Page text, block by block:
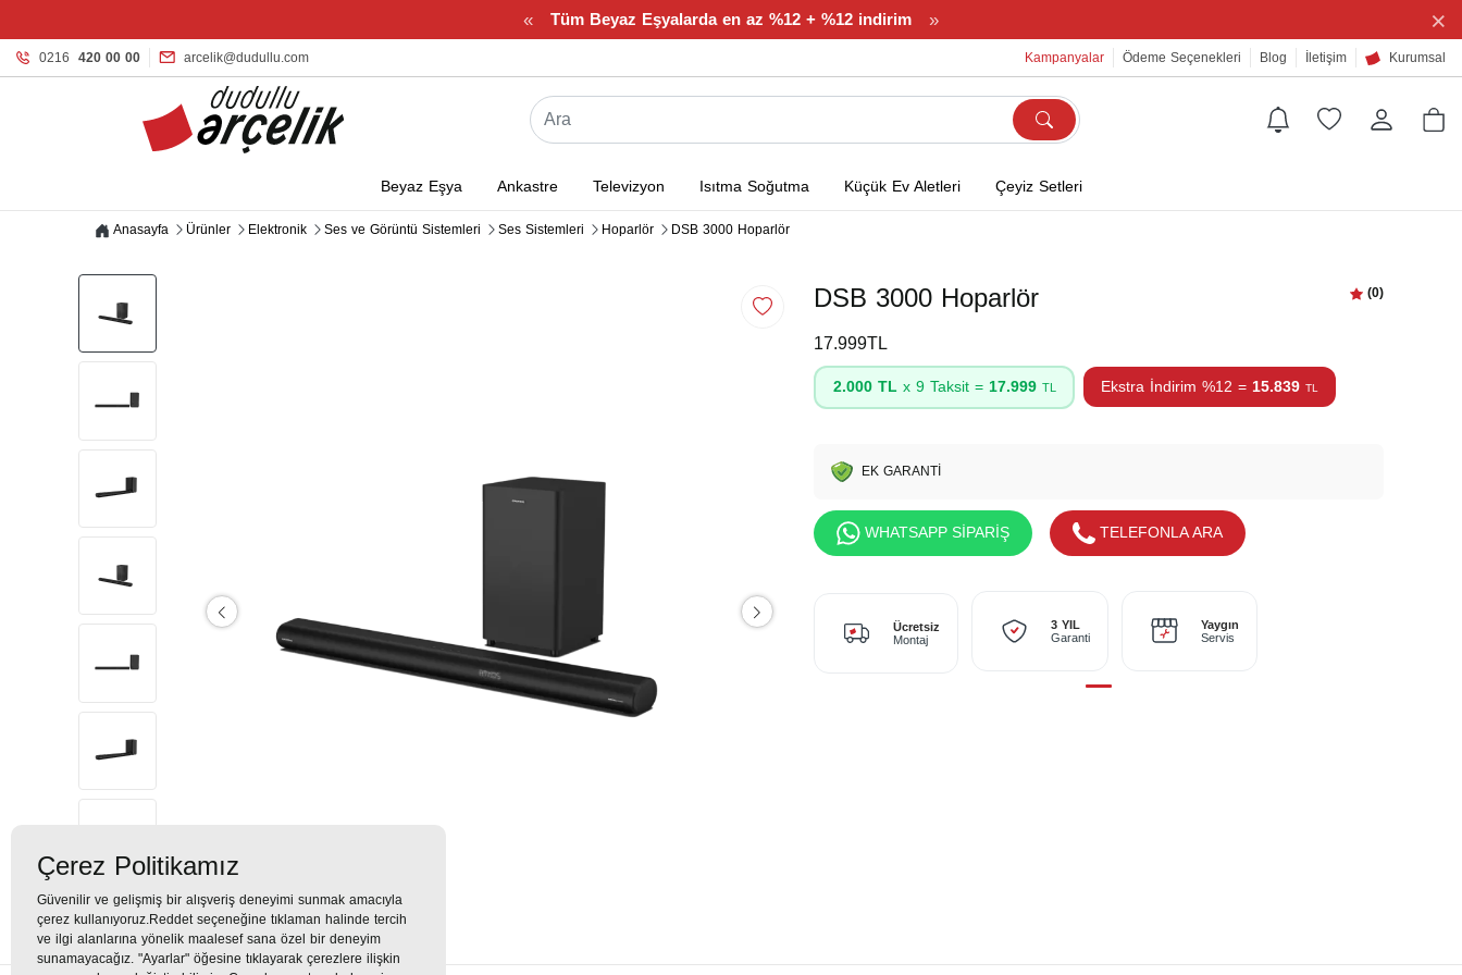
« Tüm Beyaz Eşyalarda en az %12 + %12 indirim » ×
0216 420 00 00 arcelik@dudullu.com Kampanyalar Ödeme Seçenekleri Blog İletişim Kurumsal
Beyaz Eşya Ankastre Televizyon Isıtma Soğutma Küçük Ev Aletleri Çeyiz Setleri
Anasayfa Ürünler Elektronik Ses ve Görüntü Sistemleri Ses Sistemleri Hoparlör DSB 3000 Hoparlör
DSB 3000 Hoparlör (0)
17.999TL
2.000 TLx 9 Taksit = 17.999 TL Ekstra İndirim %12 = 15.839 TL
EK GARANTİ
WHATSAPP SİPARİŞ TELEFONLA ARA
Ücretsiz
Montaj
3 YIL
Garanti
Yaygın
Servis
Çerez Politikamız
Güvenilir ve gelişmiş bir alışveriş deneyimi sunmak amacıyla
çerez kullanıyoruz.Reddet seçeneğine tıklaman halinde tercih
ve ilgi alanlarına yönelik maalesef sana özel bir deneyim
sunamayacağız. "Ayarlar" öğesine tıklayarak çerezlere ilişkin